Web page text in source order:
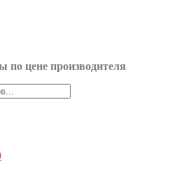
по цене производителя